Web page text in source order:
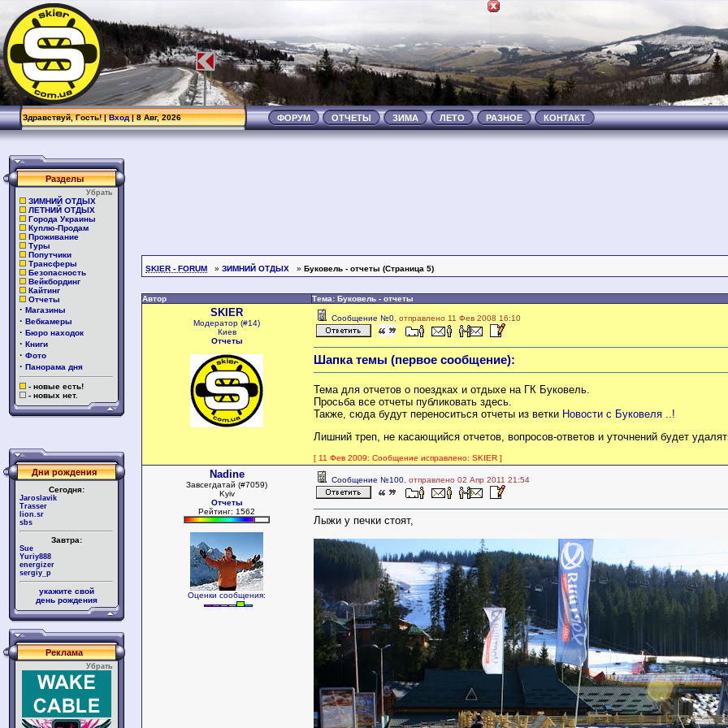
Здравствуй, Гость! |Вход| 8 Авг, 2026 ФОРУМ ОТЧЕТЫ ЗИМА ЛЕТО РАЗНОЕ КОНТАКТ
Разделы
Убрать
ЗИМНИЙ ОТДЫХ
ЛЕТНИЙ ОТДЫХ
Города Украины
Куплю-Продам
Проживание
Туры
Попутчики
Трансферы
Безопасность
Вейкбординг
Кайтинг
Отчеты
· Магазины
· Вебкамеры
· Бюро находок
· Книги
· Фото
· Панорама дня
- новые есть!
- новых нет.
Дни рождения
Сегодня:
Jaroslavik
Trasser
lion.sr
sbs
Завтра:
Sue
Yuriy888
energizer
sergiy_p
укажите свой
день рождения
Реклама
Убрать
SKIER - FORUM » ЗИМНИЙ ОТДЫХ » Буковель - отчеты (Страница 5)
Автор Тема: Буковель - отчеты
SKIER
Модератор (#14)
Киев
Отчеты
Сообщение №0 , отправлено 11 Фев 2008 16:10
Шапка темы (первое сообщение):
Тема для отчетов о поездках и отдыхе на ГК Буковель.
Просьба все отчеты публиковать здесь.
Также, сюда будут переноситься отчеты из ветки Новости с Буковеля ..!
Лишний треп, не касающийся отчетов, вопросов-ответов и уточнений будет
[ 11 Фев 2009: Сообщение исправлено: SKIER ]
Nadine
Завсегдатай (#7059)
Kyiv
Отчеты
Рейтинг: 1562
Оценки сообщения:
Сообщение №100 , отправлено 02 Апр 2011 21:54
Лыжи у печки стоят,